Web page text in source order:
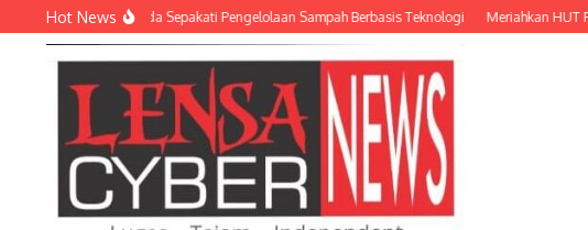
Lewati ke konten
Hot News
Empat Pemda Sepakati Pengelolaan Sampah Berbasis Teknologi Meriahkan HUT RI Ke-